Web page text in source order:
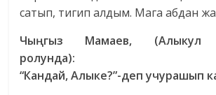
сатып, тигип алдым. Мага абдан
Чыңгыз Мамаев, (Алыкул
ролунда):
“Кандай, Алыке?”-деп учурашып